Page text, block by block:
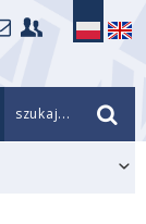
szukaj...